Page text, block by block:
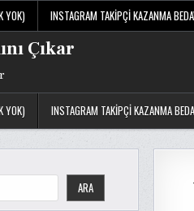
YOK) INSTAGRAM TAKIPÇI KAZANMA
Çıkar
YOK) INSTAGRAM TAKIPÇI KAZANMA
ARA